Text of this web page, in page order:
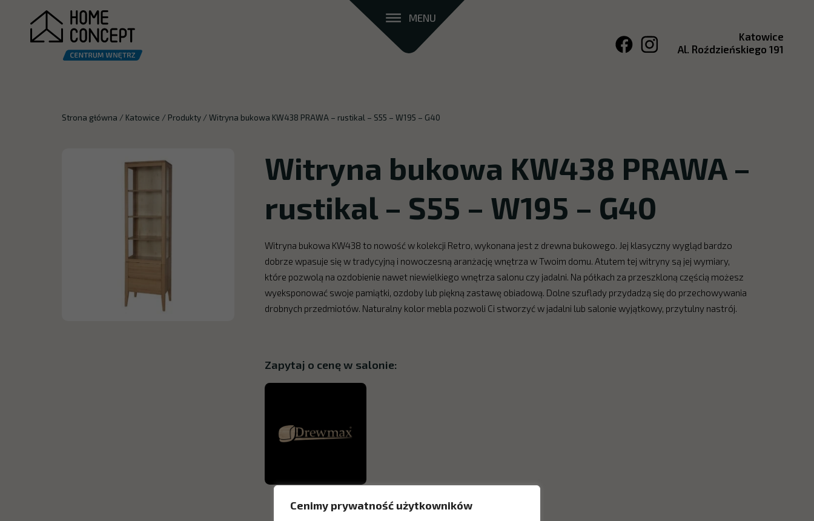
Cenimy prywatność użytkowników
MENU
Katowice
Al. Roździeńskiego 191
Strona główna / Katowice /Produkty /Witryna bukowa KW438 PRAWA – rustikal – S55 – W195 – G40
Witryna bukowa KW438 PRAWA –
rustikal – S55 – W195 – G40
Witryna bukowa KW438 to nowość w kolekcji Retro, wykonana jest z drewna bukowego. Jej klasyczny wygląd bardzo
dobrze wpasuje się w tradycyjną i nowoczesną aranżację wnętrza w Twoim domu. Atutem tej witryny są jej wymiary,
które pozwolą na ozdobienie nawet niewielkiego wnętrza salonu czy jadalni. Na półkach za przeszkloną częścią możesz
wyeksponować swoje pamiątki, ozdoby lub piękną zastawę obiadową. Dolne szuflady przydadzą się do przechowywania
drobnych przedmiotów. Naturalny kolor mebla pozwoli Ci stworzyć w jadalni lub salonie wyjątkowy, przytulny nastrój.
Zapytaj o cenę w salonie: